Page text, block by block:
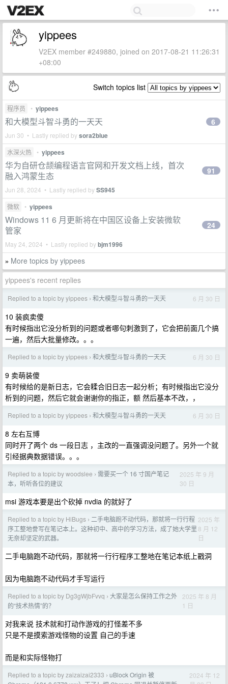
yippees
V2EX member #249880, joined on 2017-08-21 11:26:31
+08:00
Switch topics list
程序员 • yippees
和大模型斗智斗勇的一天天
Jun 30 • Lastly replied bysora2blue
6
水深火热 • yippees
华为自研仓颉编程语言官网和开发文档上线，首次
融入鸿蒙生态
Jun 28, 2024 • Lastly replied bySS945
91
微软 • yippees
Windows 11 6 月更新将在中国区设备上安装微软
管家
May 24, 2024 • Lastly replied bybjm1996
24
» More topics by yippees
yippees's recent replies
Replied to a topic by yippees › 和大模型斗智斗勇的一天天 6 月 30 日
10 装疯卖傻
有时候指出它没分析到的问题或者哪句刺激到了，它会把前面几个搞
一遍，然后大批量修改。。。
Replied to a topic by yippees › 和大模型斗智斗勇的一天天 6 月 30 日
9 卖萌装傻
有时候给的是新日志，它会糅合旧日志一起分析；有时候指出它没分
析到的问题，然后它就会谢谢你的指正，额 然后基本不改，，
Replied to a topic by yippees › 和大模型斗智斗勇的一天天 6 月 30 日
8 左右互博
同时开了两个 ds 一段日志 ，主改的一直强调没问题了。另外一个就
引经据典数据错误。。。
Replied to a topic by woodslee › 需要买一个 16 寸国产笔记
本，听听各位的建议
2025 年 9 月
30 日
msi 游戏本要是出个砍掉 nvdia 的就好了
Replied to a topic by HiBugs › 二手电脑跑不动代码，那就将一行行程
序工整地誊写在笔记本上。这种初中、高中的学习方法，成了她大学里
无奈却坚定的武器。
2025 年
8 月 12
日
二手电脑跑不动代码，那就将一行行程序工整地在笔记本纸上戳洞
因为电脑跑不动代码才手写运行
Replied to a topic by Dg3gWjbFvvq › 大家是怎么保持工作之外
的“技术热情”的？
2025 年 8 月
1 日
对我来说 技术就和打动作游戏的打怪差不多
只是不是摸索游戏怪物的设置 自己的手速
而是和实际怪物打
Replied to a topic by zaizaizai2333 › uBlock Origin 被
2024 年 12